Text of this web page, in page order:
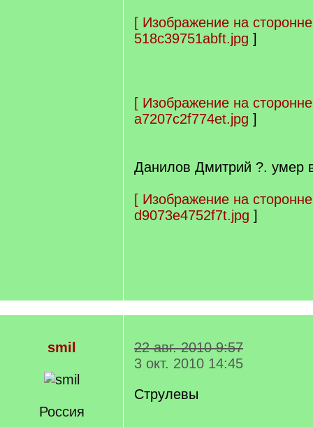
[ Изображение на
518c39751abft.jpg ]
[ Изображение на
a7207c2f774et.jpg ]
Данилов Дмитрий ?. умер
[ Изображение на
d9073e4752f7t.jpg ]
smil
Россия
22 авг. 2010 9:57
3 окт. 2010 14:45
Струлевы